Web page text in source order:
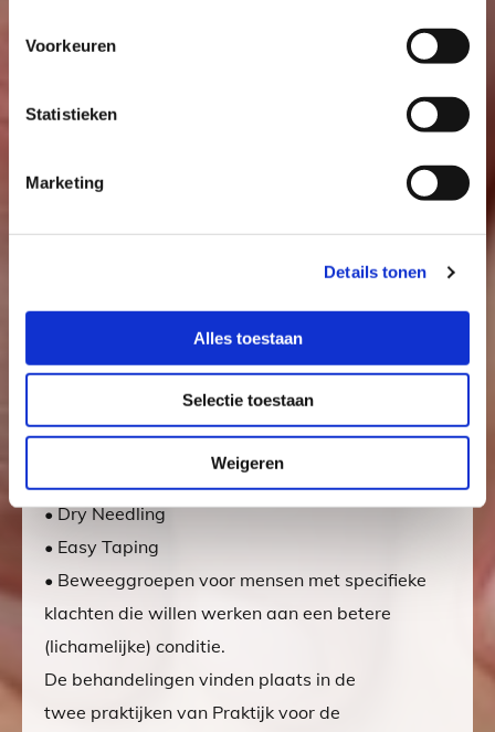
Voorkeuren
Statistieken
Marketing
Details tonen
Alles toestaan
Selectie toestaan
Weigeren
werken we al meer dan vijfendertig jaar samen
blessures.
persoonlijke aandacht voor u en uw situatie. Bij
onze praktijk staat u een breed aanbod aan
behandelingsmogelijkheden ter beschikking,
• Fysiotherapie
• Sportfysiotherapie
• Revalidatie en medische training
• Dry Needling
• Easy Taping
• Beweeggroepen voor mensen met specifieke
klachten die willen werken aan een betere
(lichamelijke) conditie.
De behandelingen vinden plaats in de
twee praktijken van Praktijk voor de